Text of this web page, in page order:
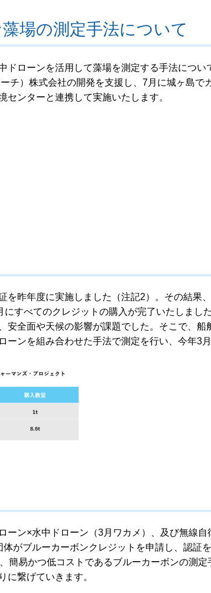
場の測定手法について
ドローンを活用して藻場を測定する手法につい
チ）株式会社の開発を支援し、7月に城ヶ島で
ンターと連携して実施いたします。
を昨年度に実施しました（注記2）。その結果
すべてのクレジットの購入が完了いたしまし
安全面や天候の影響が課題でした。そこで、船
ーンを組み合わせた手法で測定を行い、今年3
ーン×水中ドローン（3月ワカメ）、及び無線自
がブルーカーボンクレジットを申請し、認証
簡易かつ低コストであるブルーカーボンの測定
に繋げていきます。